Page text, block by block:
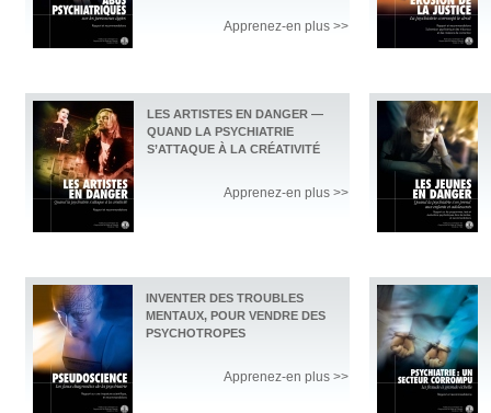
Apprenez-en plus >>
LES ARTISTES EN DANGER —
QUAND LA PSYCHIATRIE
S’ATTAQUE À LA CRÉATIVITÉ
Apprenez-en plus >>
INVENTER DES TROUBLES
MENTAUX, POUR VENDRE DES
PSYCHOTROPES
Apprenez-en plus >>